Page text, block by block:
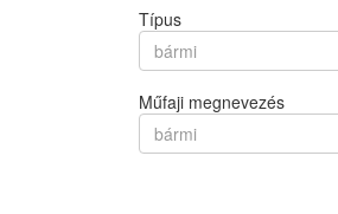
Típus
bármi
Műfaji megnevezés
bármi